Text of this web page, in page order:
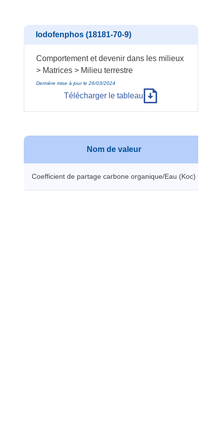
Iodofenphos (18181-70-9)
Comportement et devenir dans les milieux
> Matrices > Milieu terrestre
Dernière mise à jour le 26/03/2024
Télécharger le tableau
Nom de valeur
Coefficient de partage carbone organique/Eau (Koc)